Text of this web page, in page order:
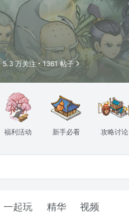
5.3 万关注 1361 帖子
福利活动 新手必看 攻略讨论
一起玩 精华 视频